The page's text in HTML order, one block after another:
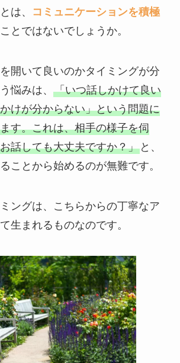
は、
コミュニケーションを積極
とではないでしょうか。
開いて良いのかタイミングが分
悩みは、 「いつ話しかけて良い
けが分からない」という問題に
す。これは、相手の様子を伺
話しても大丈夫ですか？」と、
ことから始めるのが無難です。
ングは、こちらからの丁寧なア
生まれるものなのです。